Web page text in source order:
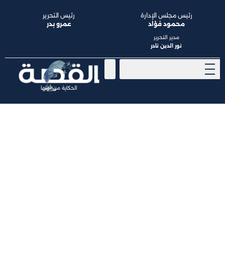
الحكاية من أولها
رئيس مجلس الإدارة
محمود فؤاد
مدير التحرير
نور الدين نادر
رئيس التحرير
عمرو بدر